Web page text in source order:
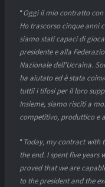
“Oggi il mio contratto con
Ho trascorso cinque anni
siamo stati capaci di
presidente e alla
Nazionale dell’Ucraina.
ha aiutato ed è stata
tuttii i tifosi per il loro
Insieme, siamo risciti a
competitivo, produttico e
“Today, my contract with
the end. I spent five years
proved that we are
to the president and the